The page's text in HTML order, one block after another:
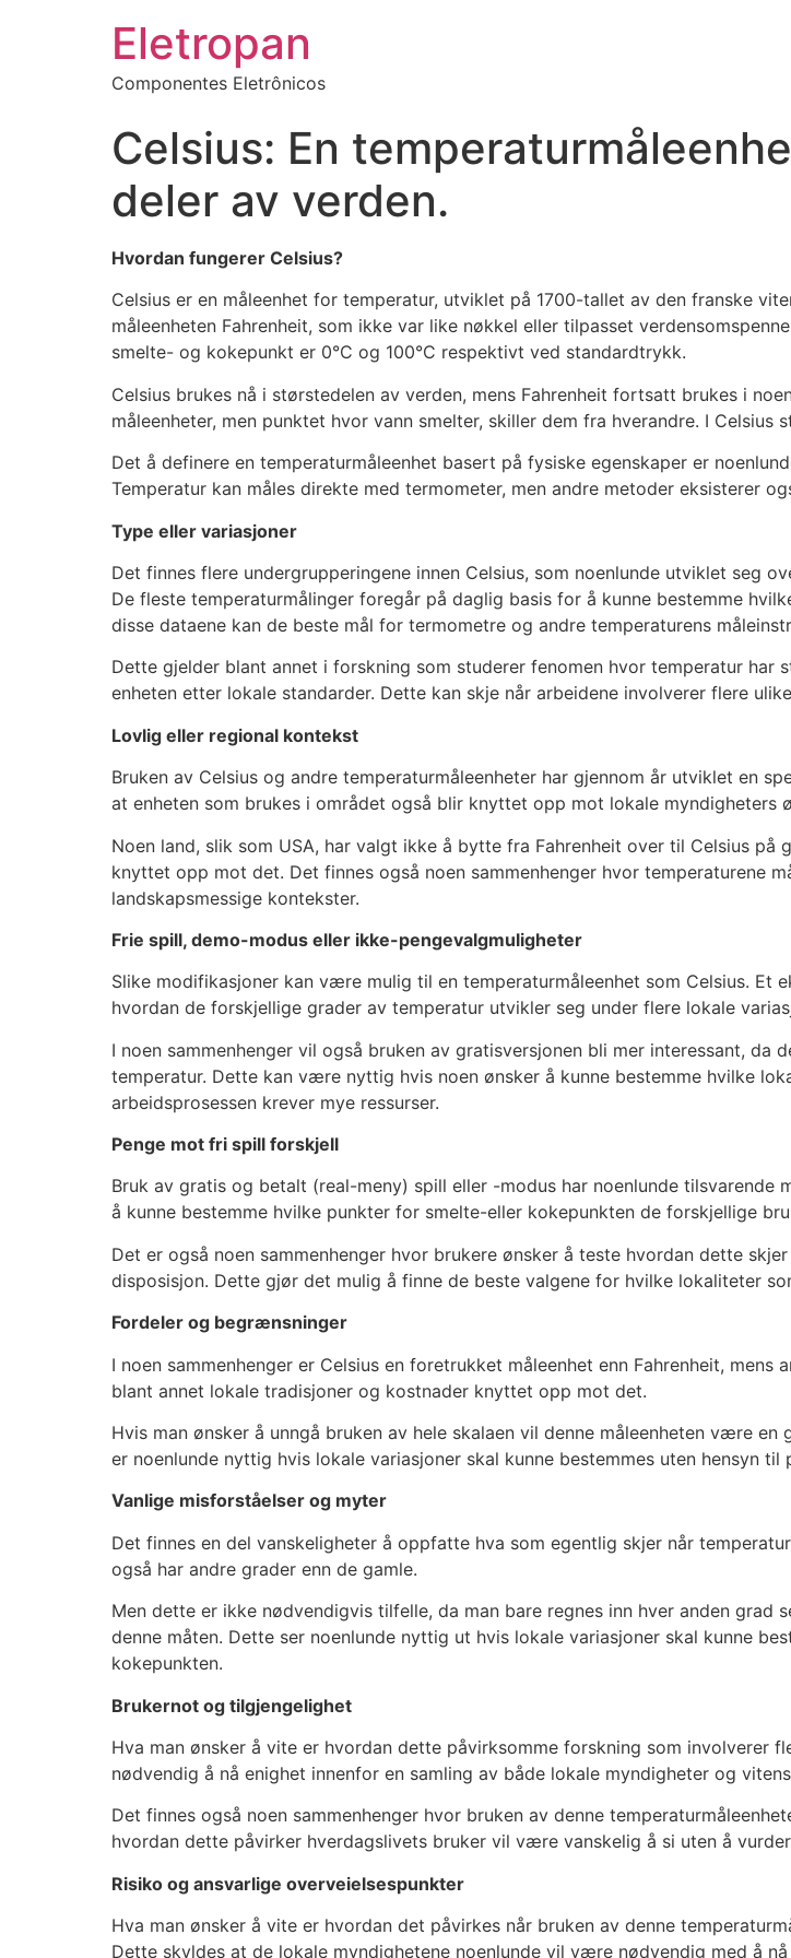
Eletropan
Componentes Eletrônicos
Celsius: En
deler av verden.
Hvordan fungerer Celsius?
Celsius er en måleenhet for temperatur, utviklet på 1700-tallet av den franske
måleenheten Fahrenheit, som ikke var like nøkkel eller tilpasset
smelte- og kokepunkt er 0°C og 100°C respektivt ved standardtrykk.
Celsius brukes nå i størstedelen av verden, mens Fahrenheit fortsatt brukes i
måleenheter, men punktet hvor vann smelter, skiller dem fra hverandre. I
Det å definere en temperaturmåleenhet basert på fysiske egenskaper er
Temperatur kan måles direkte med termometer, men andre metoder eksisterer
Type eller variasjoner
Det finnes flere undergrupperingene innen Celsius, som noenlunde utviklet seg
De fleste temperaturmålinger foregår på daglig basis for å kunne bestemme
disse dataene kan de beste mål for termometre og andre temperaturens
Dette gjelder blant annet i forskning som studerer fenomen hvor temperatur
enheten etter lokale standarder. Dette kan skje når arbeidene involverer flere
Lovlig eller regional kontekst
Bruken av Celsius og andre temperaturmåleenheter har gjennom år utviklet en
at enheten som brukes i området også blir knyttet opp mot lokale myndigheters
Noen land, slik som USA, har valgt ikke å bytte fra Fahrenheit over til Celsius
knyttet opp mot det. Det finnes også noen sammenhenger hvor temperaturene
landskapsmessige kontekster.
Frie spill, demo-modus eller ikke-pengevalgmuligheter
Slike modifikasjoner kan være mulig til en temperaturmåleenhet som Celsius.
hvordan de forskjellige grader av temperatur utvikler seg under flere lokale
I noen sammenhenger vil også bruken av gratisversjonen bli mer interessant,
temperatur. Dette kan være nyttig hvis noen ønsker å kunne bestemme hvilke
arbeidsprosessen krever mye ressurser.
Penge mot fri spill forskjell
Bruk av gratis og betalt (real-meny) spill eller -modus har noenlunde tilsvarende
å kunne bestemme hvilke punkter for smelte-eller kokepunkten de forskjellige
Det er også noen sammenhenger hvor brukere ønsker å teste hvordan dette
disposisjon. Dette gjør det mulig å finne de beste valgene for hvilke lokaliteter
Fordeler og begrænsninger
I noen sammenhenger er Celsius en foretrukket måleenhet enn Fahrenheit,
blant annet lokale tradisjoner og kostnader knyttet opp mot det.
Hvis man ønsker å unngå bruken av hele skalaen vil denne måleenheten være
er noenlunde nyttig hvis lokale variasjoner skal kunne bestemmes uten hensyn
Vanlige misforståelser og myter
Det finnes en del vanskeligheter å oppfatte hva som egentlig skjer når
også har andre grader enn de gamle.
Men dette er ikke nødvendigvis tilfelle, da man bare regnes inn hver anden
denne måten. Dette ser noenlunde nyttig ut hvis lokale variasjoner skal kunne
kokepunkten.
Brukernot og tilgjengelighet
Hva man ønsker å vite er hvordan dette påvirksomme forskning som involverer
nødvendig å nå enighet innenfor en samling av både lokale myndigheter og
Det finnes også noen sammenhenger hvor bruken av denne
hvordan dette påvirker hverdagslivets bruker vil være vanskelig å si uten å
Risiko og ansvarlige overveielsespunkter
Hva man ønsker å vite er hvordan det påvirkes når bruken av denne
Dette skyldes at de lokale myndighetene noenlunde vil være nødvendig med å